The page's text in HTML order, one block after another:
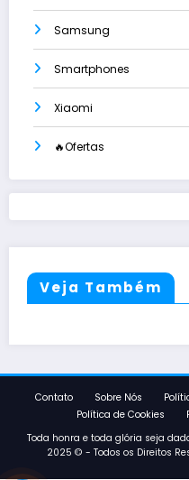
Samsung
Smartphones
Xiaomi
🔥Ofertas
Veja Também
Contato Sobre Nós
Política de Cookies
Toda honra e toda glória seja
2025 © - Todos os Direitos